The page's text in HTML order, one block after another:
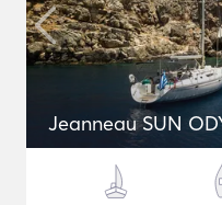
Jeanneau SUN